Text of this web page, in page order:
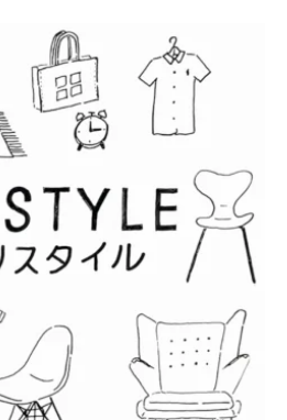
く理解してもらうために動画が制作